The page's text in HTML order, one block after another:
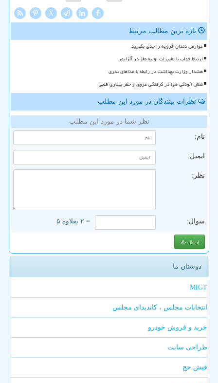
X
تازه ترین مطالب مرتبط
عوارض دندان قروچه را جدی بگیرید
ارتباط خواب با تغییرات اولیه مغز در آلزایمر
هشدار وزارت بهداشت در رابطه با غذاهای نذری
نقش آلودگی هوا در گرفتگی عروق و خطر بیماری قلبی
نظرات بینندگان در مورد این مطلب
نظر شما در مورد این مطلب
نام:
ایمیل:
نظر:
سوال: = ۲ بعلاوه ۵
دوستان ما
MIGT
انتخابات مجلس ، کاندیدای مجلس
خرید و فروش خودرو
طراحی سایت
فیش حج